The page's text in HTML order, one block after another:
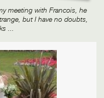
meeting with Francois, he
but I have no doubts,
...